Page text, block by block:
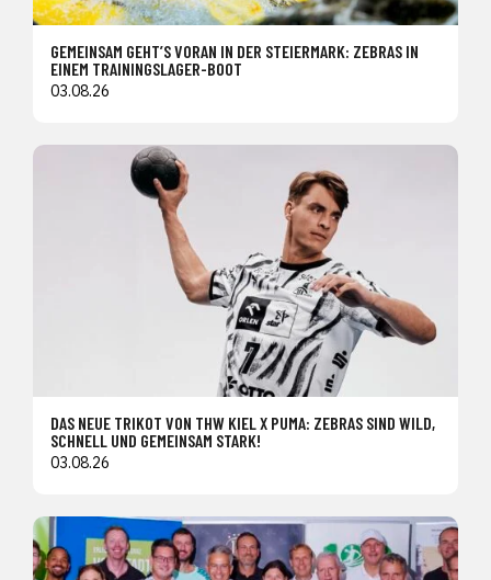
GEMEINSAM GEHT’S VORAN IN DER STEIERMARK: ZEBRAS IN
EINEM TRAININGSLAGER-BOOT
03.08.26
DAS NEUE TRIKOT VON THW KIEL X PUMA: ZEBRAS SIND WILD,
SCHNELL UND GEMEINSAM STARK!
03.08.26